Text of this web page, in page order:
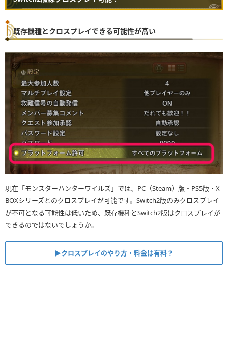
既存機種とクロスプレイできる可能性が高い
現在「モンスターハンターワイルズ」では、PC（Steam）版・PS5版・X
BOXシリーズとのクロスプレイが可能です。Switch2版のみクロスプレイ
が不可となる可能性は低いため、既存機種とSwitch2版はクロスプレイが
できるのではないでしょうか。
▶︎クロスプレイのやり方・料金は有料？